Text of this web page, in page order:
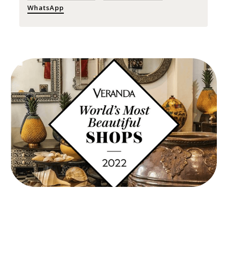
WhatsApp